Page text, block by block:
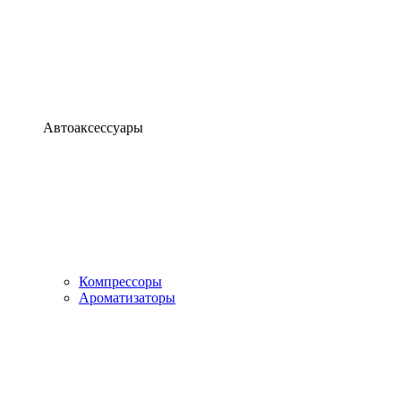
Автоаксессуары
Компрессоры
Ароматизаторы